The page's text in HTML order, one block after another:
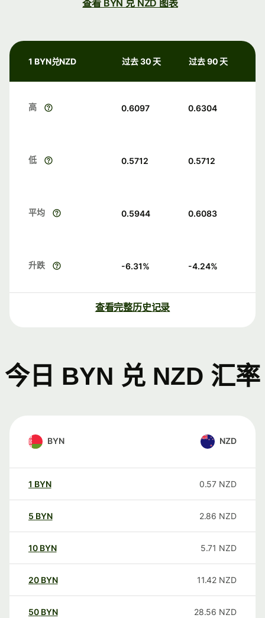
查看 BYN 兑 NZD 图表
1 BYN兑NZD 过去 30 天 过去 90 天
高 0.6097 0.6304
低 0.5712 0.5712
平均 0.5944 0.6083
升跌 -6.31% -4.24%
查看完整历史记录
今日 BYN 兑 NZD 汇率
BYN NZD
1 BYN 0.57 NZD
5 BYN 2.86 NZD
10 BYN 5.71 NZD
20 BYN 11.42 NZD
50 BYN 28.56 NZD